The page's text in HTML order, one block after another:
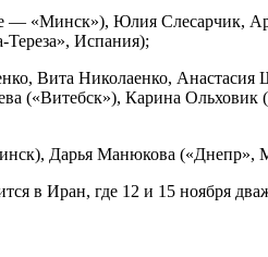
— «Минск»), Юлия
Испания);
Вита Николаенко,
(«Витебск»), Карина
Дарья Манюкова («Днепр»,
в Иран, где 12 и 15 ноября